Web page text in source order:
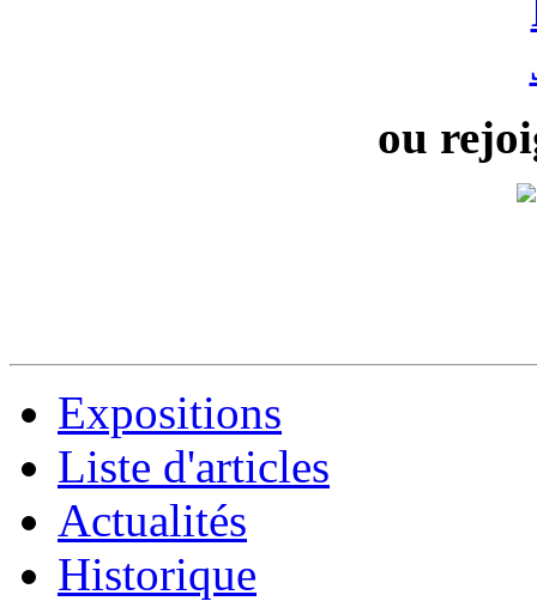
ou
Expositions
Liste d'articles
Actualités
Historique